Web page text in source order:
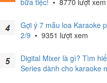
bữa tiệc! • 8770 lượt xem
Gợi ý 7 mẫu loa Karaoke
2/9 • 9351 lượt xem
Digital Mixer là gì? Tìm
Series dành cho karaoke